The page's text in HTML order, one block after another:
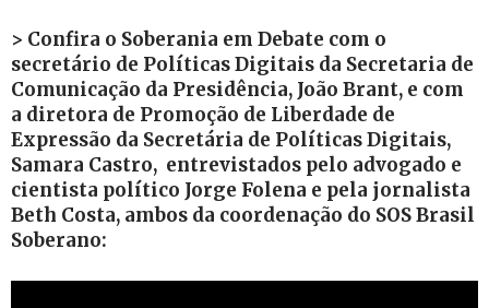
> Confira o Soberania em Debate com o
secretário de Políticas Digitais da Secretaria de
Comunicação da Presidência, João Brant, e com
a diretora de Promoção de Liberdade de
Expressão da Secretária de Políticas Digitais,
Samara Castro, entrevistados pelo advogado e
cientista político Jorge Folena e pela jornalista
Beth Costa, ambos da coordenação do SOS Brasil
Soberano: